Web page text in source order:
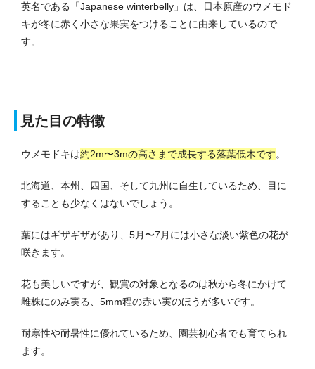
英名である「Japanese winterbelly」は、日本原産のウメモド
キが冬に赤く小さな果実をつけることに由来しているので
す。
見た目の特徴
ウメモドキは約2m〜3mの高さまで成長する落葉低木です。
北海道、本州、四国、そして九州に自生しているため、目に
することも少なくはないでしょう。
葉にはギザギザがあり、5月〜7月には小さな淡い紫色の花が
咲きます。
花も美しいですが、観賞の対象となるのは秋から冬にかけて
雌株にのみ実る、5mm程の赤い実のほうが多いです。
耐寒性や耐暑性に優れているため、園芸初心者でも育てられ
ます。